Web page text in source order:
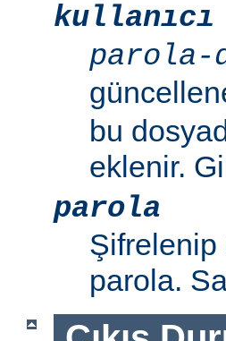
kullanıcı
parola-
bu
eklenir.
parola
Şifrelenip
parola.